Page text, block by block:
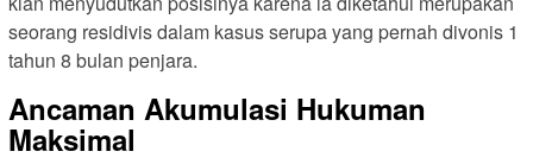
seorang residivis dalam kasus serupa yang pernah divonis 1
tahun 8 bulan penjara.
Ancaman Akumulasi Hukuman
Maksimal